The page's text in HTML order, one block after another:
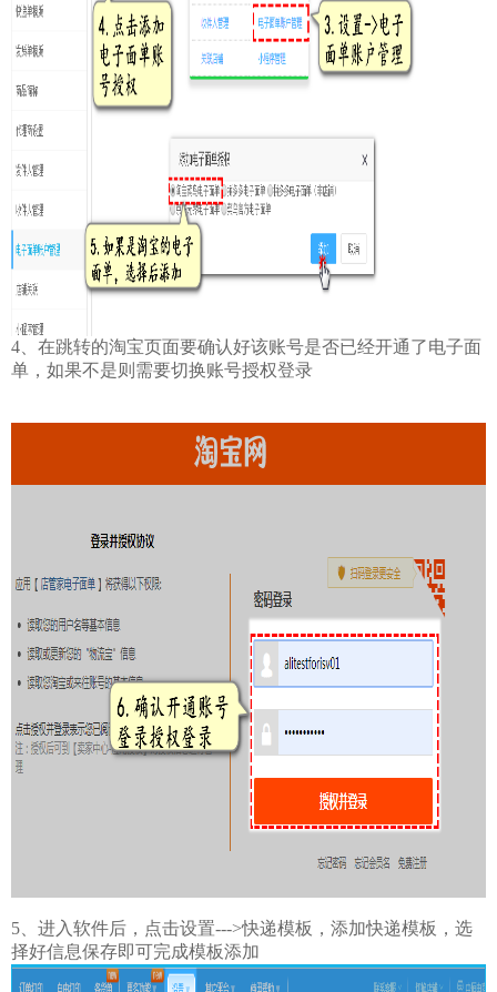
4、在跳转的淘宝页面要确认好该账号是否已经开通了电子面
单，如果不是则需要切换账号授权登录
5、进入软件后，点击设置--->快递模板，添加快递模板，选
择好信息保存即可完成模板添加